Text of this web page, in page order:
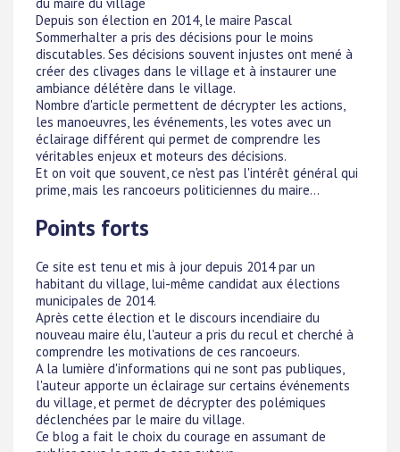
Depuis son élection en 2014, le maire Pascal
Sommerhalter a pris des décisions pour le moins
discutables. Ses décisions souvent injustes ont mené à
créer des clivages dans le village et à instaurer une
ambiance délétère dans le village.
Nombre d'article permettent de décrypter les actions,
les manoeuvres, les événements, les votes avec un
éclairage différent qui permet de comprendre les
véritables enjeux et moteurs des décisions.
Et on voit que souvent, ce n'est pas l'intérêt général qui
prime, mais les rancoeurs politiciennes du maire...
Points forts
Ce site est tenu et mis à jour depuis 2014 par un
habitant du village, lui-même candidat aux élections
municipales de 2014.
Après cette élection et le discours incendiaire du
nouveau maire élu, l'auteur a pris du recul et cherché à
comprendre les motivations de ces rancoeurs.
A la lumière d'informations qui ne sont pas publiques,
l'auteur apporte un éclairage sur certains événements
du village, et permet de décrypter des polémiques
déclenchées par le maire du village.
Ce blog a fait le choix du courage en assumant de